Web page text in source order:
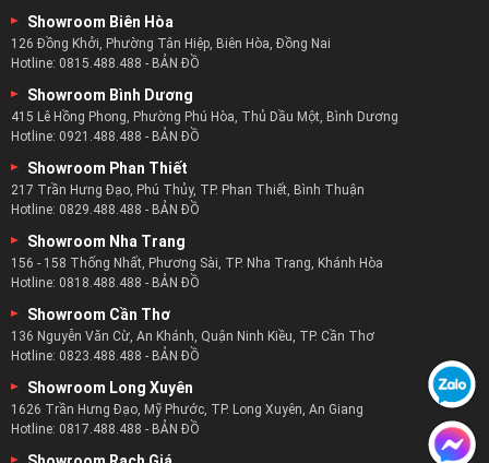
Showroom Biên Hòa
126 Đồng Khởi, Phường Tân Hiệp, Biên Hòa, Đồng Nai
Hotline: 0815.488.488 - BẢN ĐỒ
Showroom Bình Dương
415 Lê Hồng Phong, Phường Phú Hòa, Thủ Dầu Một, Bình Dương
Hotline: 0921.488.488 - BẢN ĐỒ
Showroom Phan Thiết
217 Trần Hưng Đạo, Phú Thủy, TP. Phan Thiết, Bình Thuận
Hotline: 0829.488.488 - BẢN ĐỒ
Showroom Nha Trang
156 - 158 Thống Nhất, Phương Sài, TP. Nha Trang, Khánh Hòa
Hotline: 0818.488.488 - BẢN ĐỒ
Showroom Cần Thơ
136 Nguyễn Văn Cừ, An Khánh, Quận Ninh Kiều, TP. Cần Thơ
Hotline: 0823.488.488 - BẢN ĐỒ
Showroom Long Xuyên
1626 Trần Hưng Đạo, Mỹ Phước, TP. Long Xuyên, An Giang
Hotline: 0817.488.488 - BẢN ĐỒ